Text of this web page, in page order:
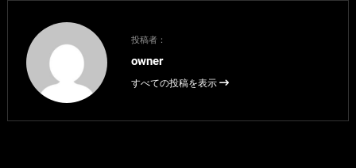
投稿者：
owner
すべての投稿を表示